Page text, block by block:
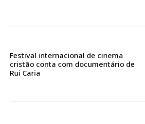
Edição em papel entregue à
Acesso aos conteúdos
assinantes
Festival internacional de cinema
cristão conta com documentário de
Rui Caria